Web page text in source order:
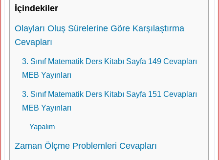
İçindekiler
Olayları Oluş Sürelerine Göre Karşılaştırma
Cevapları
3. Sınıf Matematik Ders Kitabı Sayfa 149 Cevapları
MEB Yayınları
3. Sınıf Matematik Ders Kitabı Sayfa 151 Cevapları
MEB Yayınları
Yapalım
Zaman Ölçme Problemleri Cevapları